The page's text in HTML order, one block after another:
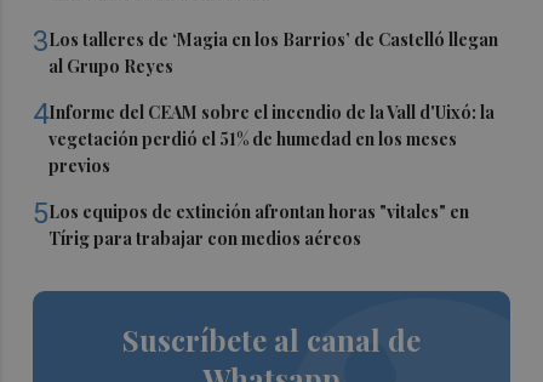
3Los talleres de ‘Magia en los Barrios’ de Castelló llegan
al Grupo Reyes
4Informe del CEAM sobre el incendio de la Vall d'Uixó: la
vegetación perdió el 51% de humedad en los meses
previos
5Los equipos de extinción afrontan horas "vitales" en
Tírig para trabajar con medios aéreos
Suscríbete al canal de